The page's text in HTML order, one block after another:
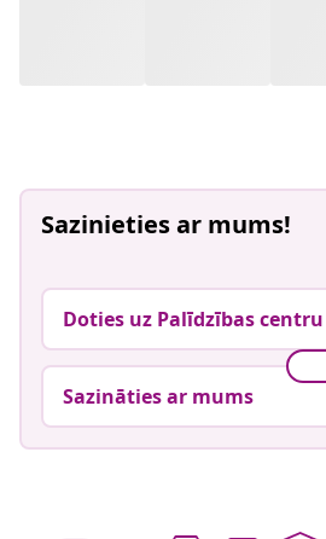
Sazinieties ar mums!
Doties uz Palīdzības centru
Sazināties ar mums